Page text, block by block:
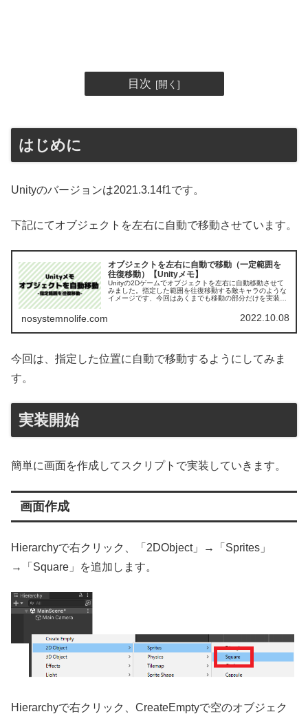
目次
はじめに
Unityのバージョンは2021.3.14f1です。
下記にてオブジェクトを左右に自動で移動させています。
オブジェクトを左右に自動で移動（一定範囲を
往復移動）【Unityメモ】
Unityの2Dゲームでオブジェクトを左右に自動移動させて
みました。指定した範囲を往復移動する敵キャラのような
イメージです、今回はあくまでも移動の部分だけを実装し
nosystemnolife.com 2022.10.08
今回は、指定した位置に自動で移動するようにしてみま
す。
実装開始
簡単に画面を作成してスクリプトで実装していきます。
画面作成
Hierarchyで右クリック、「2DObject」→「Sprites」
→「Square」を追加します。
Hierarchyで右クリック、CreateEmptyで空のオブジェク